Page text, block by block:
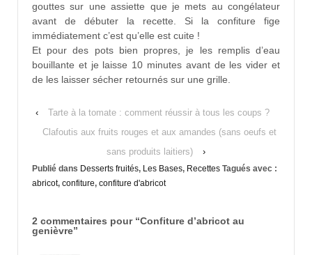
gouttes sur une assiette que je mets au congélateur
avant de débuter la recette. Si la confiture fige
immédiatement c’est qu’elle est cuite !
Et pour des pots bien propres, je les remplis d’eau
bouillante et je laisse 10 minutes avant de les vider et
de les laisser sécher retournés sur une grille.
‹
Tarte à la tomate : comment réussir à tous les coups ?
Clafoutis aux fruits rouges et aux amandes (sans oeufs et
sans produits laitiers)
›
Publié dans Desserts fruités, Les Bases, Recettes Tagués avec :
abricot, confiture, confiture d'abricot
2 commentaires pour “Confiture d’abricot au
genièvre”